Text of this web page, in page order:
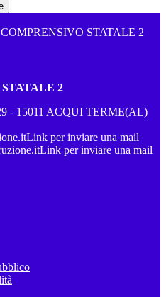
STATALE 2
2
- 15011 ACQUI TERME(AL)
Link per inviare una mail
Link per inviare una mail